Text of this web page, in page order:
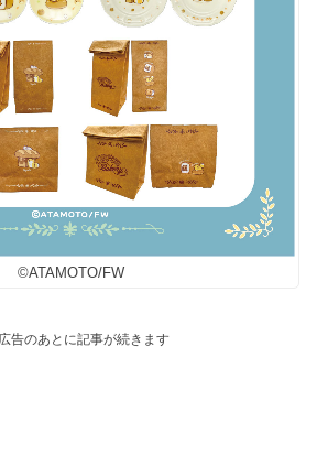
©︎ATAMOTO/FW
告のあとに記事が続きます